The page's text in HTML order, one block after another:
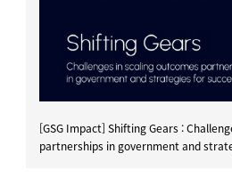
[GSG Impact] Shifting Gears :
partnerships in government and